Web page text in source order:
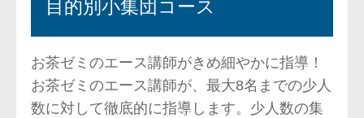
目的別小集団コース
お茶ゼミのエース講師がきめ細やかに指導！
お茶ゼミのエース講師が、最大8名までの少人
数に対して徹底的に指導します。少人数の集